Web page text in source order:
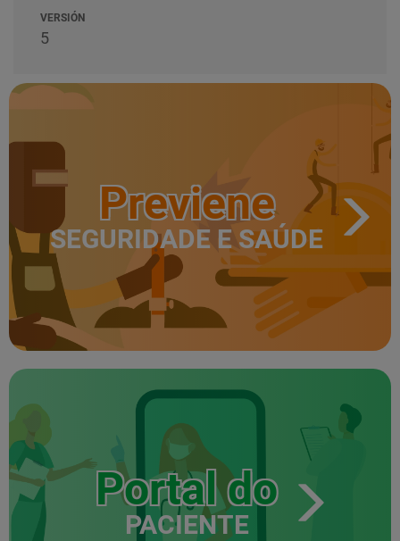
VERSIÓN
5
Previene
SEGURIDADE E SAÚDE
Portal do
PACIENTE